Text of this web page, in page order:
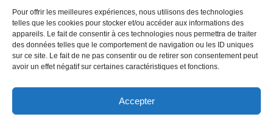
Pour offrir les meilleures expériences, nous utilisons des technologies
telles que les cookies pour stocker et/ou accéder aux informations des
appareils. Le fait de consentir à ces technologies nous permettra de traiter
des données telles que le comportement de navigation ou les ID uniques
sur ce site. Le fait de ne pas consentir ou de retirer son consentement peut
avoir un effet négatif sur certaines caractéristiques et fonctions.
Accepter